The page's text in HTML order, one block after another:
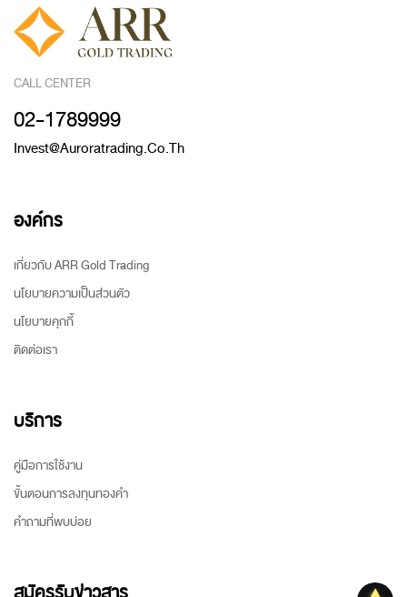
CALL CENTER
02-1789999
Invest@auroratrading.co.th
องค์กร
เกี่ยวกับ ARR Gold Trading
นโยบายความเป็นส่วนตัว
นโยบายคุกกี้
ติดต่อเรา
บริการ
คู่มือการใช้งาน
ขั้นตอนการลงทุนทองคำ
คำถามที่พบบ่อย